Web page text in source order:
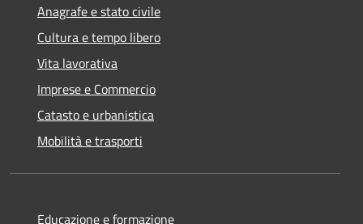
Anagrafe e stato civile
Cultura e tempo libero
Vita lavorativa
Imprese e Commercio
Catasto e urbanistica
Mobilità e trasporti
Educazione e formazione